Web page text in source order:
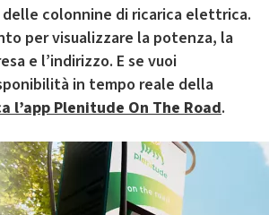
delle colonnine di ricarica elettrica.
per visualizzare la potenza, la
e l’indirizzo. E se vuoi
in tempo reale della
l’app Plenitude On The Road.